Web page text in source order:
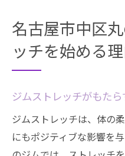
名古屋市中区
ジムストレッチ
力
初心者でも安心！ジ
手に入れる方法
初心者向けジ
無理なく続ける
名古屋市中区
ッチを始める
ジムストレッチがもた
ジムストレッチは、体の
にもポジティブな影響を